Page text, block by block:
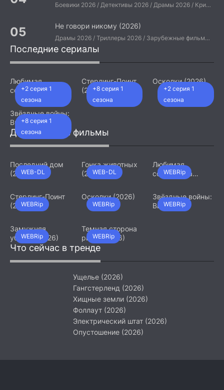
Боевики 2026 / Детективы 2026 / Драмы 2026 / Криминальные фильмы 2026 / Триллеры 2026 / Зарубежные фильмы 2026 / Американские фильмы / Фильмы 2026
Не говори никому (2026)
Драмы 2026 / Триллеры 2026 / Зарубежные фильмы 2026 / Американские фильмы / Фильмы 2026
Последние сериалы
+2 серия 1
сезона
Любимая
сотрудница
(2026)
+8 серия 1
сезона
Стерлинг-Поинт
(2026)
+2 серия 1
сезона
Осколки (2026)
+8 серия 1
сезона
Звёздные войны:
Видения.
Девятый джедай
(2026)
Добавленные фильмы
WEB-DL
Последний дом
(2026)
WEB-DL
Гонка животных
(2026)
WEBRip
Любимая
сотрудница
WEBRip
Стерлинг-Поинт
(2026)
WEBRip
Осколки (2026)
WEBRip
Звёздные войны:
Видения.
WEBRip
Замужняя
убийца (2026)
WEBRip
Темная сторона
ринга (2026)
Что сейчас в тренде
Ущелье (2026)
Гангстерленд (2026)
Хищные земли (2026)
Фоллаут (2026)
Электрический штат (2026)
Опустошение (2026)